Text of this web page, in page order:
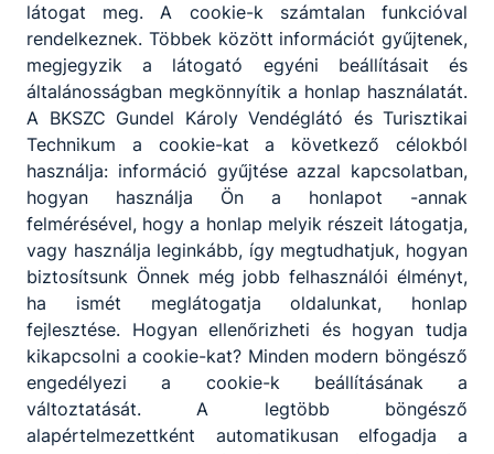
Bővebben a projektről
1
Partnereink
látogat meg. A cookie-k számtalan funkcióval
rendelkeznek. Többek között információt gyűjtenek,
megjegyzik a látogató egyéni beállításait és
általánosságban megkönnyítik a honlap használatát.
A BKSZC Gundel Károly Vendéglátó és Turisztikai
Technikum a cookie-kat a következő célokból
használja: információ gyűjtése azzal kapcsolatban,
hogyan használja Ön a honlapot -annak
felmérésével, hogy a honlap melyik részeit látogatja,
vagy használja leginkább, így megtudhatjuk, hogyan
biztosítsunk Önnek még jobb felhasználói élményt,
ha ismét meglátogatja oldalunkat, honlap
fejlesztése. Hogyan ellenőrizheti és hogyan tudja
kikapcsolni a cookie-kat? Minden modern böngésző
engedélyezi a cookie-k beállításának a
változtatását. A legtöbb böngésző
alapértelmezettként automatikusan elfogadja a